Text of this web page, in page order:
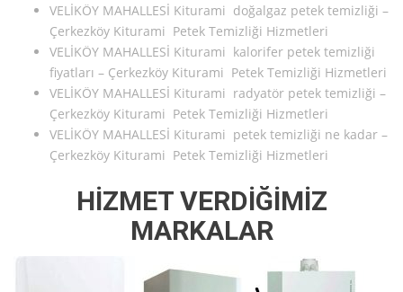
VELİKÖY MAHALLESİ Kiturami doğalgaz petek temizliği –
Çerkezköy Kiturami Petek Temizliği Hizmetleri
VELİKÖY MAHALLESİ Kiturami kalorifer petek temizliği
fiyatları – Çerkezköy Kiturami Petek Temizliği Hizmetleri
VELİKÖY MAHALLESİ Kiturami radyatör petek temizliği –
Çerkezköy Kiturami Petek Temizliği Hizmetleri
VELİKÖY MAHALLESİ Kiturami petek temizliği ne kadar –
Çerkezköy Kiturami Petek Temizliği Hizmetleri
HİZMET VERDİĞİMİZ
MARKALAR